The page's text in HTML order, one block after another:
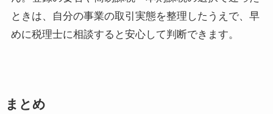
ときは、自分の事業の取引実態を整理したうえで、早
めに税理士に相談すると安心して判断できます。
まとめ